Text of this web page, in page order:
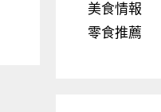
美食情報
零食推薦